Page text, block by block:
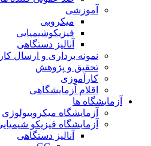
آموزشی
میکروبی
فیزیکوشیمیایی
آنالیز دستگاهی
نمونه برداری و ارسال
تحقیق و پژوهش
کارآموزی
اقلام آزمایشگاهی
آزمایشگاه ها
آزمایشگاه میکروبیولوژی
آزمایشگاه فیزیکو
آنالیز دستگاهی